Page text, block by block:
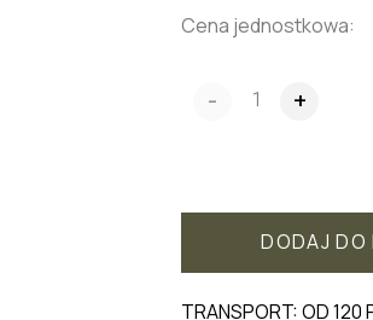
Cena jednostkowa:
- +
DODAJ DO
TRANSPORT: OD 120